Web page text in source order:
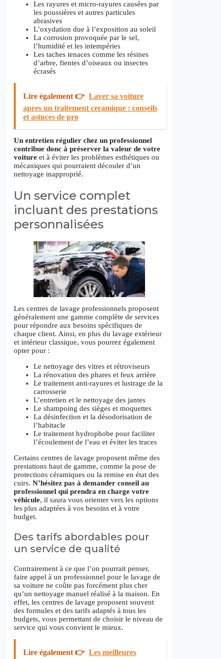
Les rayures et micro-rayures causées par
les poussières et autres particules
abrasives
L’oxydation due à l’exposition au soleil
La corrosion provoquée par le sel,
l’humidité et les intempéries
Les taches tenaces comme les résines
d’arbre, fientes d’oiseaux ou insectes
écrasés
Lire également 👉 Laver sa voiture
apres un traitement ceramique : conseils
et astuces de pro
Un entretien régulier chez un professionnel
contribue donc à préserver la valeur de votre
voiture et à éviter les problèmes esthétiques ou
mécaniques qui pourraient découler d’un
nettoyage inapproprié.
Un service complet
incluant des prestations
personnalisées
Les centres de lavage professionnels proposent
généralement une gamme complète de services
pour répondre aux besoins spécifiques de
chaque client. Ainsi, en plus du lavage extérieur
et intérieur classique, vous pourrez également
opter pour :
Le nettoyage des vitres et rétroviseurs
La rénovation des phares et feux arrière
Le traitement anti-rayures et lustrage de la
carrosserie
L’entretien et le nettoyage des jantes
Le shampoing des sièges et moquettes
La désinfection et la désodorisation de
l’habitacle
Le traitement hydrophobe pour faciliter
l’écoulement de l’eau et éviter les traces
Certains centres de lavage proposent même des
prestations haut de gamme, comme la pose de
protections céramiques ou la remise en état des
cuirs. N’hésitez pas à demander conseil au
professionnel qui prendra en charge votre
véhicule, il saura vous orienter vers les options
les plus adaptées à vos besoins et à votre
budget.
Des tarifs abordables pour
un service de qualité
Contrairement à ce que l’on pourrait penser,
faire appel à un professionnel pour le lavage de
sa voiture ne coûte pas forcément plus cher
qu’un nettoyage manuel réalisé à la maison. En
effet, les centres de lavage proposent souvent
des formules et des tarifs adaptés à tous les
budgets, vous permettant de choisir le niveau de
service qui vous convient le mieux.
Lire également 👉 Les meilleures